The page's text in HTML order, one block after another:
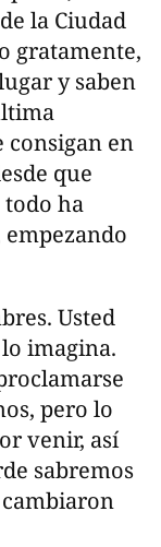
la Ciudad
gratamente,
y saben
consigan en
que
ha
Usted
imagina.
pero lo
venir, así
sabremos